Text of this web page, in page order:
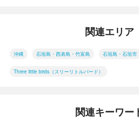
関連エリア
沖縄 石垣島・西表島・竹富島 石垣島・石垣市
Three little birds（スリーリトルバード）
関連キーワー